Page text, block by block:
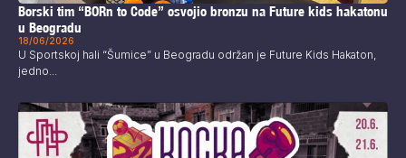
Borski tim “BORn to Code” osvojio bronzu na Future kids hakatonu
u Beogradu
18/06/2026
U Sportskoj hali “Šumice” u Beogradu održan je Future Kids Hakaton,
jedno...